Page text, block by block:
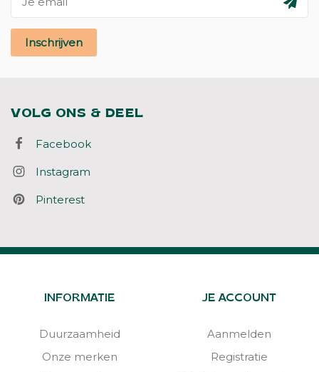
Inschrijven
VOLG ONS & DEEL
Facebook
Instagram
Pinterest
INFORMATIE
Duurzaamheid
Onze merken
JE ACCOUNT
Aanmelden
Registratie